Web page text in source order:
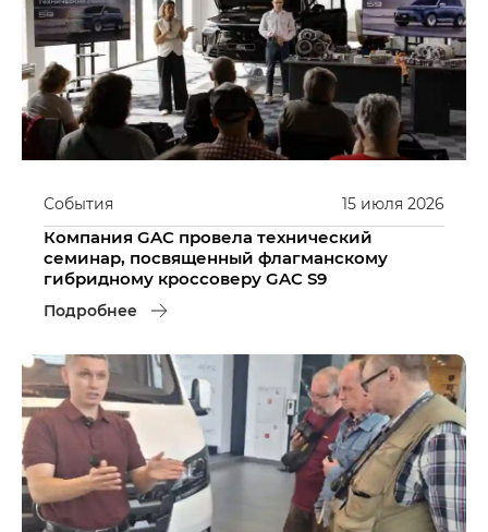
15 июля 2026
События
Компания GAC провела технический
семинар, посвященный флагманскому
гибридному кроссоверу GAC S9
Подробнее